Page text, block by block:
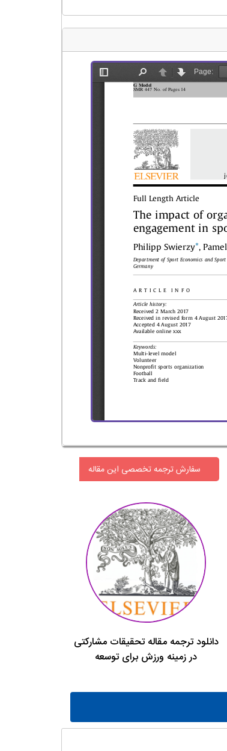
سفارش ترجمه تخصصی این مقاله
دانلود ترجمه مقاله تحقیقات مشارکتی
در زمینه ورزش برای توسعه